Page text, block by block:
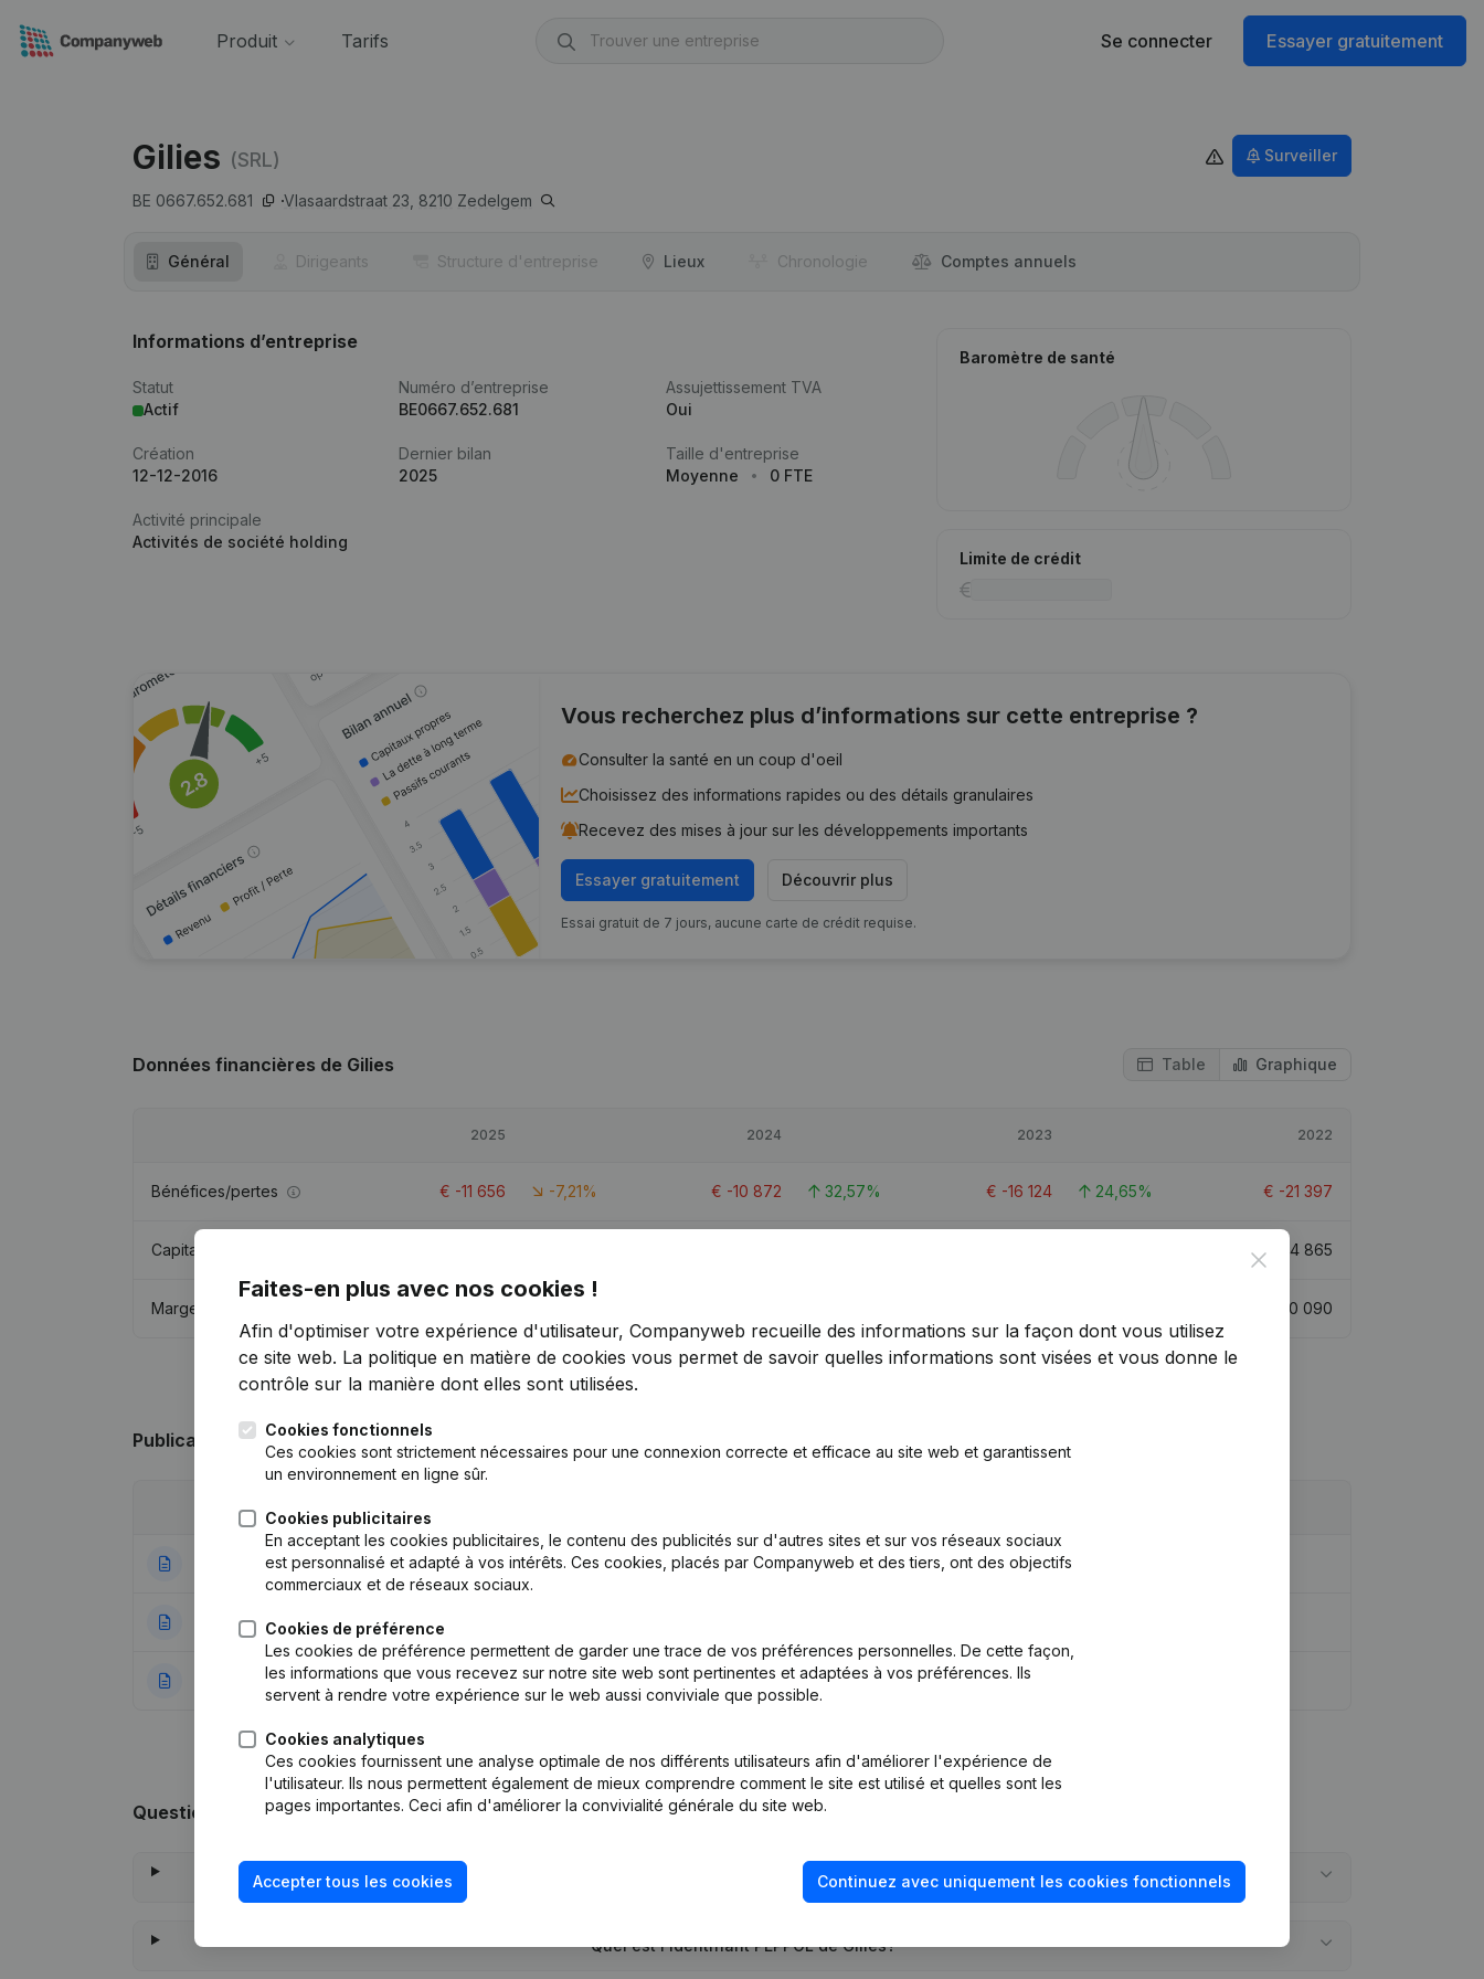
Produit Tarifs Se connecter Essayer gratuitement
Gilies (SRL)
BE 0667.652.681 Vlasaardstraat 23, 8210 Zedelgem
Surveiller
Général Dirigeants Structure d'entreprise Lieux Chronologie Comptes annuels
Informations d’entreprise
Statut
Actif
Numéro d’entreprise
BE0667.652.681
Assujettissement TVA
Oui
Création
12-12-2016
Dernier bilan
2025
Taille d'entreprise
Moyenne
0 FTE
Activité principale
Activités de société holding
Baromètre de santé
Limite de crédit
Vous recherchez plus d’informations sur cette entreprise ?
Consulter la santé en un coup d'oeil
Choisissez des informations rapides ou des détails granulaires
Recevez des mises à jour sur les développements importants
Essayer gratuitement Découvrir plus
Essai gratuit de 7 jours, aucune carte de crédit requise.
Données financières de Gilies Table Graphique
2025 2024 2023 2022
Bénéfices/pertes € -11 656 -7,21% € -10 872 32,57% € -16 124 24,65% € -21 397
Capitaux propres € 134 865
Marge brute 140 090
Publicationsde Gilies
Publication
05-03-2020 Statuts (Traduction, Coordination, Autres Modifications, …) - Modification Forme Juridique - Demissions - Nominations
14-02-2017 Divers
15-12-2016 Rubrique Constitution (Nouvelle Personne Morale, Ouverture Succursale, etc...)(NL)
Questions fréquemment posées
Quel est le numéro de TVA de Gilies?
Quel est l'identifiant PEPPOL de Gilies?
Close
Faites-en plus avec nos cookies !
Afin d'optimiser votre expérience d'utilisateur, Companyweb recueille des informations sur la façon dont vous utilisez
ce site web. La politique en matière de cookies vous permet de savoir quelles informations sont visées et vous donne le
contrôle sur la manière dont elles sont utilisées.
Cookies fonctionnels
Ces cookies sont strictement nécessaires pour une connexion correcte et efficace au site web et garantissent
un environnement en ligne sûr.
Cookies publicitaires
En acceptant les cookies publicitaires, le contenu des publicités sur d'autres sites et sur vos réseaux sociaux
est personnalisé et adapté à vos intérêts. Ces cookies, placés par Companyweb et des tiers, ont des objectifs
commerciaux et de réseaux sociaux.
Cookies de préférence
Les cookies de préférence permettent de garder une trace de vos préférences personnelles. De cette façon,
les informations que vous recevez sur notre site web sont pertinentes et adaptées à vos préférences. Ils
servent à rendre votre expérience sur le web aussi conviviale que possible.
Cookies analytiques
Ces cookies fournissent une analyse optimale de nos différents utilisateurs afin d'améliorer l'expérience de
l'utilisateur. Ils nous permettent également de mieux comprendre comment le site est utilisé et quelles sont les
pages importantes. Ceci afin d'améliorer la convivialité générale du site web.
Accepter tous les cookies Continuez avec uniquement les cookies fonctionnels